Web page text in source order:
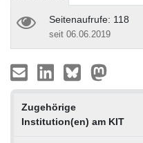
Seitenaufrufe: 118
seit 06.06.2019
Zugehörige
Institution(en) am KIT